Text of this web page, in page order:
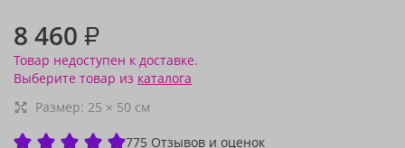
8 460 ₽
Товар недоступен к доставке.
Выберите товар из каталога
Размер: 25 × 50 см
775 Отзывов и оценок